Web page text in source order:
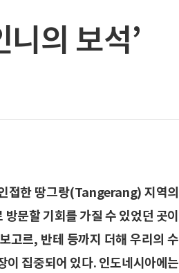
의 보석’
접한 땅그랑(Tangerang) 지역의
문할 기회를 가질 수 있었던 곳이
고르, 반테 등까지 더해 우리의 수
집중되어 있다. 인도네시아에는